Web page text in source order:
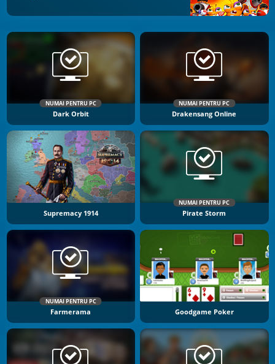
NUMAI PENTRU PC
Dark Orbit
NUMAI PENTRU PC
Drakensang Online
Supremacy 1914
NUMAI PENTRU PC
Pirate Storm
NUMAI PENTRU PC
Farmerama Goodgame Poker